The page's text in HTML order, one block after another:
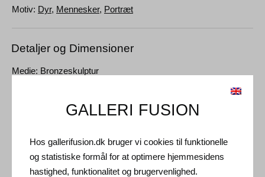
Motiv: Dyr, Mennesker, Portræt
Detaljer og Dimensioner
Medie: Bronzeskulptur
Størrelse: 33 cm (højde)
Forsendelse og Retur
Leveringstid: 3-5 hverdage inden for Danmark.
GALLERI FUSION
Hos gallerifusion.dk bruger vi cookies til funktionelle
og statistiske formål for at optimere hjemmesidens
hastighed, funktionalitet og brugervenlighed.